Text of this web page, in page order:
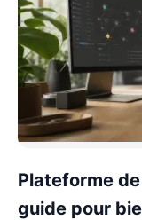
Plateforme
guide pour